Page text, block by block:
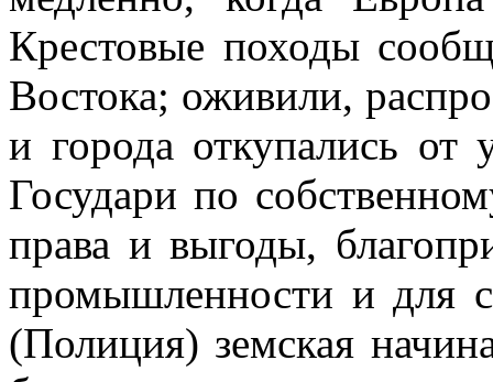
Крестовые походы
Востока; оживили,
и города откупались от
Государи по
права и выгоды,
промышленности и для
(Полиция) земская